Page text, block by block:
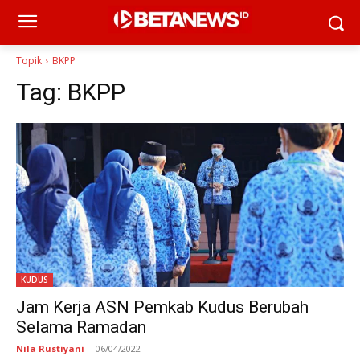
Topik BKPP
Tag: BKPP
KUDUS
Jam Kerja ASN Pemkab Kudus Berubah
Selama Ramadan
Nila Rustiyani - 06/04/2022